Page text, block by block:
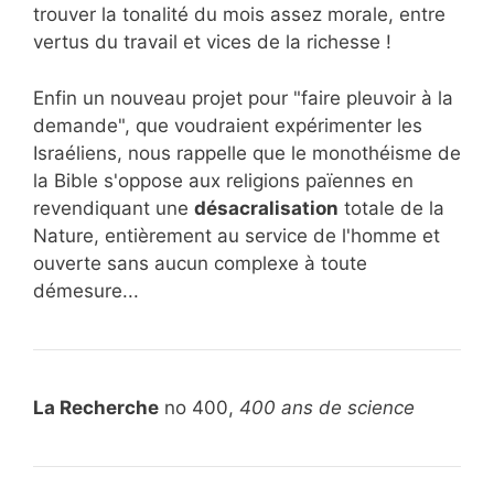
trouver la tonalité du mois assez morale, entre
vertus du travail et vices de la richesse !
Enfin un nouveau projet pour "faire pleuvoir à la
demande", que voudraient expérimenter les
Israéliens, nous rappelle que le monothéisme de
la Bible s'oppose aux religions païennes en
revendiquant une désacralisation totale de la
Nature, entièrement au service de l'homme et
ouverte sans aucun complexe à toute
démesure...
La Recherche no 400, 400 ans de science